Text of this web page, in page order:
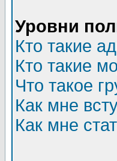
Уровни
Кто такие
Кто такие
Что такое
Как мне
Как мне